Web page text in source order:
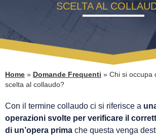
SCELTA AL
Home » Domande Frequenti » Chi si occupa
scelta al collaudo?
Con il termine collaudo ci si riferisce a
operazioni svolte per verificare il
di un’opera prima che questa venga